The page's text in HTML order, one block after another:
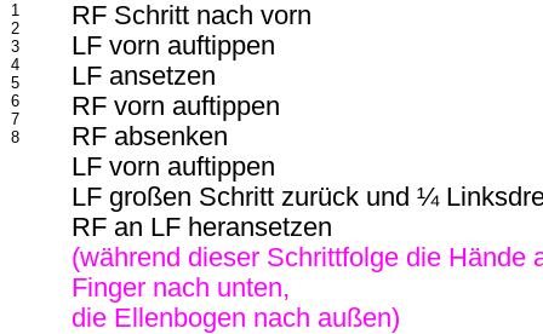
1
2
3
4
5
6
7
8
RF Schritt nach vorn
LF vorn auftippen
LF ansetzen
RF vorn auftippen
RF absenken
LF vorn auftippen
LF großen Schritt zurück und ¼
RF an LF heransetzen
(während dieser Schrittfolge die Hände
Finger nach unten,
die Ellenbogen nach außen)